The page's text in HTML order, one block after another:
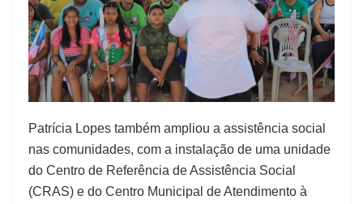
Patrícia Lopes também ampliou a assistência social
nas comunidades, com a instalação de uma unidade
do Centro de Referência de Assistência Social
(CRAS) e do Centro Municipal de Atendimento à